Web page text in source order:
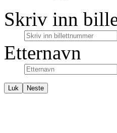
Skriv inn
Etternavn
Luk Neste